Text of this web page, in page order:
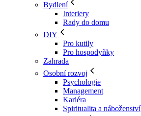
Bydlení
Interiery
Rady do domu
DIY
Pro kutily
Pro hospodyňky
Zahrada
Osobní rozvoj
Psychologie
Management
Kariéra
Spiritualita a náboženství